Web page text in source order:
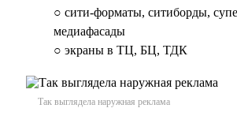
○ сити-форматы, ситиборды,
медиафасады
○ экраны в ТЦ, БЦ, ТДК
Так выглядела наружная реклама